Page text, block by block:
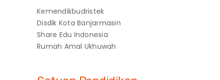
Kemendikbudristek
Disdik Kota Banjarmasin
Share Edu Indonesia
Rumah Amal Ukhuwah